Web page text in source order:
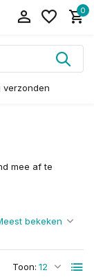
0
verzonden
mee af te
Toon: